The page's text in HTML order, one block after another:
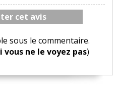
cet avis
sous le commentaire.
ne le voyez pas)